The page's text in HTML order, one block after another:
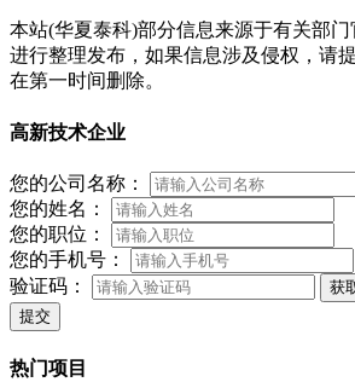
本站(华夏泰科)部分信息来源于有关部
进行整理发布，如果信息涉及侵权，请
在第一时间删除。
高新技术企业
您的公司名称：
您的姓名：
您的职位：
您的手机号：
验证码：
获
提交
热门项目